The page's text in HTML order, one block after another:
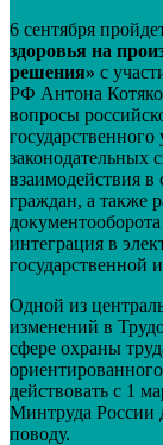
6 сентября
здоровья на
решения» с
РФ Антона
вопросы
законодательных
взаимодействия в
граждан, а также
интеграция в
государственной
Одной из
изменений в
сфере охраны
действовать с 1
Минтруда России
поводу.